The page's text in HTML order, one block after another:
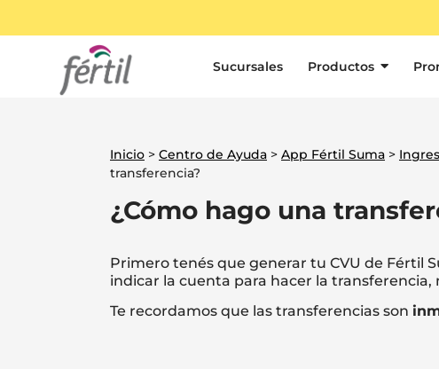
Sucursales Productos
Inicio > Centro de Ayuda > App Fértil Suma >
transferencia?
¿Cómo hago una
Primero tenés que generar tu CVU de Fértil
indicar la cuenta para hacer la transferencia,
Te recordamos que las transferencias son